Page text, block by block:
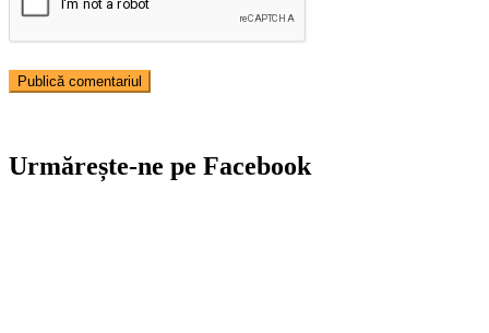
Urmărește-ne pe Facebook